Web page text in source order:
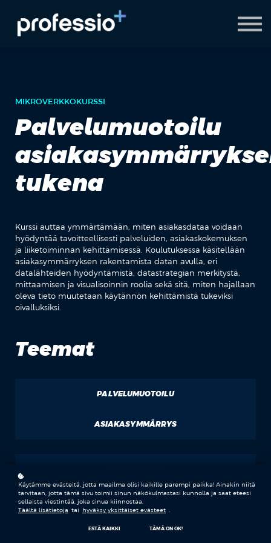
AI Coach
Pyydä demo
MIKROVERKKOKURSSI
Palvelumuotoilu
tukena
Kurssi auttaa ymmärtämään, miten asiakasdataa voidaan
hyödyntää tavoitteellisesti palveluiden, asiakaskokemuksen
ja liiketoiminnan kehittämisessä. Koulutuksessa käsitellään
asiakasymmärryksen rakentamista datan avulla, eri
datalähteiden hyödyntämistä, datastrategian merkitystä,
mittaamisen ja visualisoinnin roolia sekä sitä, miten hajallaan
oleva tieto muutetaan käytännön kehittämistä tukeviksi
oivalluksiksi.
Teemat
PALVELUMUOTOILU
ASIAKASYMMÄRRYS
Käytämme evästeitä, jotta maailma olisi kaikille parempi paikka! Ainakin niitä
tarvitaan, jotta tämä sivu toimii sinun näkökulmastasi kunnolla ja saat eteesi
sellaista viestintää, joka sinua kiinnostaa.
Täältä lisätietoja tai hyväksy yksittäiset evästeet
ESTÄ KAIKKI TÄMÄ ON OK!